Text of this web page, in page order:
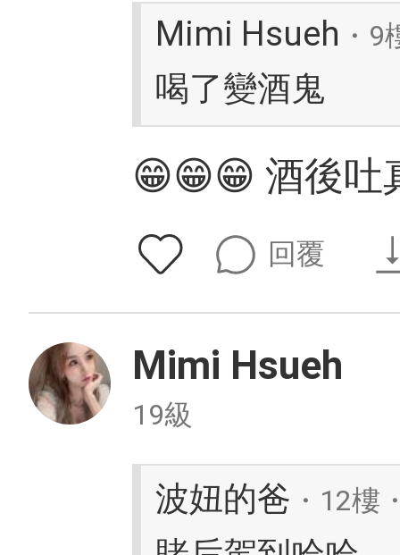
Mimi Hsueh ・
喝了變酒鬼
😁😁😁 酒後吐
回覆
Mimi Hsueh
19級
波妞的爸 ・12樓